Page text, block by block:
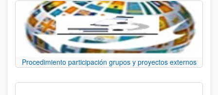
Procedimiento participación grupos y proyectos externos